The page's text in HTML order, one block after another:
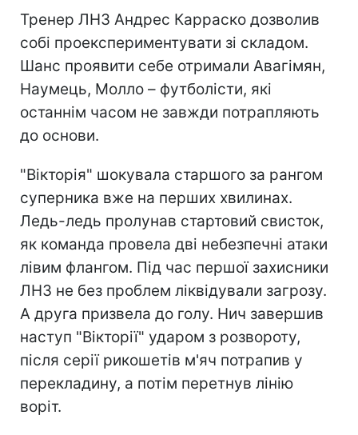
Тренер ЛНЗ Андрес Карраско дозволив
собі проекспериментувати зі складом.
Шанс проявити себе отримали Авагімян,
Наумець, Молло – футболісти, які
останнім часом не завжди потрапляють
до основи.
"Вікторія" шокувала старшого за рангом
суперника вже на перших хвилинах.
Ледь-ледь пролунав стартовий свисток,
як команда провела дві небезпечні атаки
лівим флангом. Під час першої захисники
ЛНЗ не без проблем ліквідували загрозу.
А друга призвела до голу. Нич завершив
наступ "Вікторії" ударом з розвороту,
після серії рикошетів м'яч потрапив у
перекладину, а потім перетнув лінію
воріт.